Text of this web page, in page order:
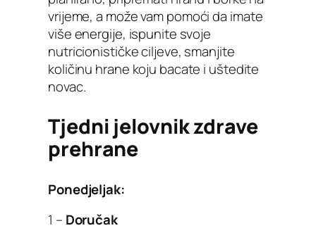
vrijeme, a može vam pomoći da imate
više energije, ispunite svoje
nutricionističke ciljeve, smanjite
količinu hrane koju bacate i uštedite
novac.
Tjedni jelovnik zdrave
prehrane
Ponedjeljak:
1 – Doručak